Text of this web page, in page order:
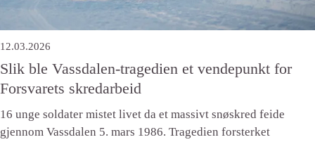
12.03.2026
Slik ble Vassdalen-tragedien et vendepunkt for
Forsvarets skredarbeid
16 unge soldater mistet livet da et massivt snøskred feide
gjennom Vassdalen 5. mars 1986. Tragedien forsterket